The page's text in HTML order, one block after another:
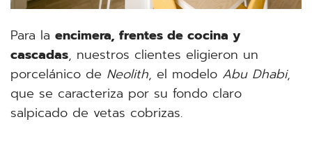
Para la encimera, frentes de cocina y
cascadas, nuestros clientes eligieron un
porcelánico de Neolith, el modelo Abu Dhabi,
que se caracteriza por su fondo claro
salpicado de vetas cobrizas.